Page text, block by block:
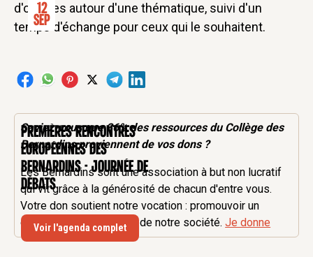
CONFÉRENCE
12
Sep
Premières rencontres
européennes des
Bernardins - Journée de
débats
Voir l'agenda complet
d'œuvres autour d'une thématique, suivi d'un
temps d'échange pour ceux qui le souhaitent.
Saviez-vous que 36% desressourcesdu Collège des
Bernardins proviennent de vos dons ?
Les Bernardins sont une association à but non lucratif
qui vit grâce à la générosité de chacun d'entre vous.
Votre don soutient notre vocation : promouvoir un
dialogue fécond au sein de notre société.Je donne